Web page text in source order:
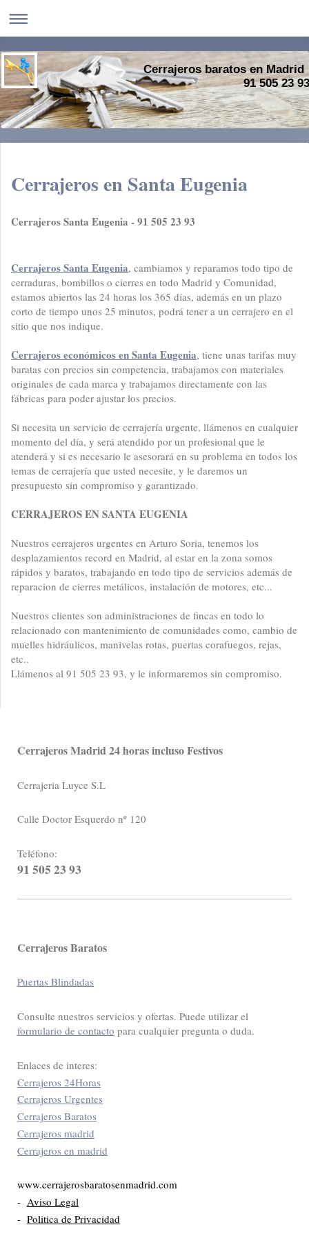
Cerrajeros baratos en Madrid
91 505 23
Cerrajeros en Santa Eugenia
Cerrajeros Santa Eugenia - 91 505 23 93
Cerrajeros Santa Eugenia, cambiamos y reparamos todo tipo de
cerraduras, bombillos o cierres en todo Madrid y Comunidad,
estamos abiertos las 24 horas los 365 días, además en un plazo
corto de tiempo unos 25 minutos, podrá tener a un cerrajero en el
sitio que nos indique.
Cerrajeros económicos en Santa Eugenia, tiene unas tarifas muy
baratas con precios sin competencia, trabajamos con materiales
originales de cada marca y trabajamos directamente con las
fábricas para poder ajustar los precios.
Si necesita un servicio de cerrajería urgente, llámenos en cualquier
momento del día, y será atendido por un profesional que le
atenderá y si es necesario le asesorará en su problema en todos los
temas de cerrajería que usted necesite, y le daremos un
presupuesto sin compromiso y garantizado.
CERRAJEROS EN SANTA EUGENIA
Nuestros cerrajeros urgentes en Arturo Soria, tenemos los
desplazamientos record en Madrid, al estar en la zona somos
rápidos y baratos, trabajando en todo tipo de servicios además de
reparacion de cierres metálicos, instalación de motores, etc...
Nuestros clientes son administraciones de fincas en todo lo
relacionado con mantenimiento de comunidades como, cambio de
muelles hidráulicos, manivelas rotas, puertas corafuegos, rejas,
etc..
Llámenos al 91 505 23 93, y le informaremos sin compromiso.
Cerrajeros Madrid 24 horas incluso Festivos
Cerrajeria Luyce S.L
Calle Doctor Esquerdo nº 120
Teléfono:
91 505 23 93
Cerrajeros Baratos
Puertas Blindadas
Consulte nuestros servicios y ofertas. Puede utilizar el
formulario de contacto para cualquier pregunta o duda.
Enlaces de interes:
Cerrajeros 24Horas
Cerrajeros Urgentes
Cerrajeros Baratos
Cerrajeros madrid
Cerrajeros en madrid
www.cerrajerosbaratosenmadrid.com
- Aviso Legal
- Politica de Privacidad